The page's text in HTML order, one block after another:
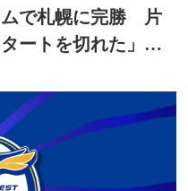
で札幌に完勝 片
ートを切れた」約